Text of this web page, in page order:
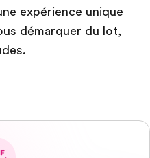
expérience unique
démarquer du lot,